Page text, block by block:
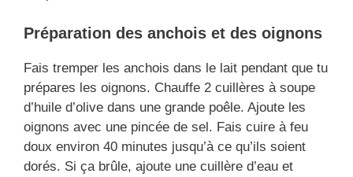
Préparation des anchois et des oignons
Fais tremper les anchois dans le lait pendant que tu
prépares les oignons. Chauffe 2 cuillères à soupe
d’huile d’olive dans une grande poêle. Ajoute les
oignons avec une pincée de sel. Fais cuire à feu
doux environ 40 minutes jusqu’à ce qu’ils soient
dorés. Si ça brûle, ajoute une cuillère d’eau et